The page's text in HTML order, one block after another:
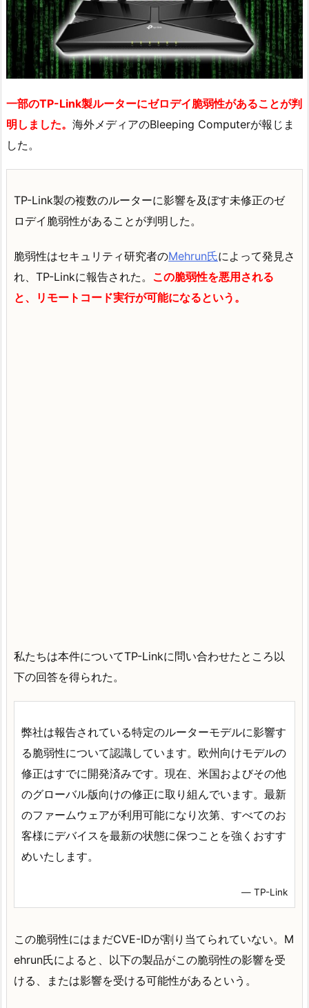
一部のTP-Link製ルーターにゼロデイ脆弱性があることが判
明しました。 海外メディアのBleeping Computerが報じま
した。
TP-Link製の複数のルーターに影響を及ぼす未修正のゼ
ロデイ脆弱性があることが判明した。
脆弱性はセキュリティ研究者のMehrun氏によって発見さ
れ、TP-Linkに報告された。 この脆弱性を悪用される
と、リモートコード実行が可能になるという。
私たちは本件についてTP-Linkに問い合わせたところ以
下の回答を得られた。
弊社は報告されている特定のルーターモデルに影響す
る脆弱性について認識しています。欧州向けモデルの
修正はすでに開発済みです。現在、米国およびその他
のグローバル版向けの修正に取り組んでいます。最新
のファームウェアが利用可能になり次第、すべてのお
客様にデバイスを最新の状態に保つことを強くおすす
めいたします。
― TP-Link
この脆弱性にはまだCVE-IDが割り当てられていない。M
ehrun氏によると、以下の製品がこの脆弱性の影響を受
ける、または影響を受ける可能性があるという。